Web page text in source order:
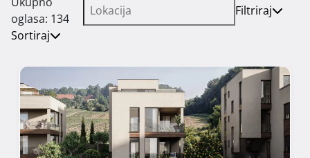
oglasa: 134
Filtriraj
Sortiraj